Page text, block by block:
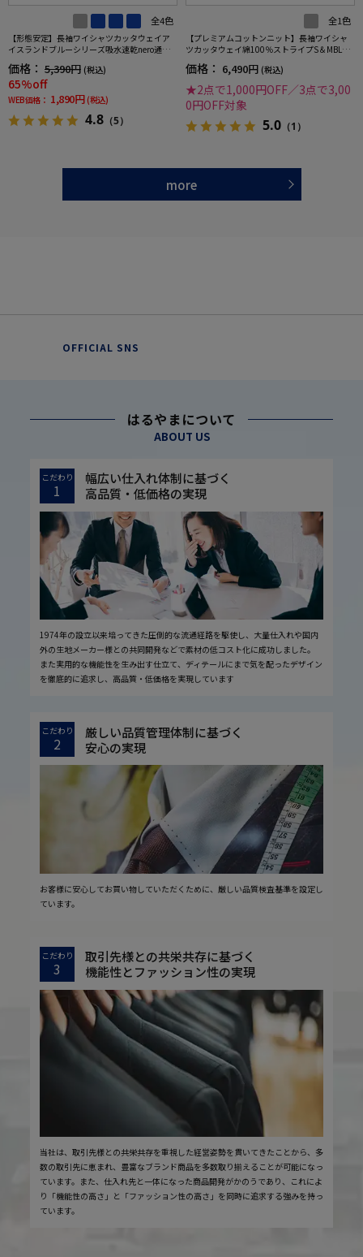
全4色
【形態安定】長袖ワイシャツカッタウェイア
イスランドブルーシリーズ吸水速乾nero通年
価格： 5,390円 (税込)
65%off
WEB価格： 1,890円 (税込)
4.8 （5）
全1色
【プレミアムコットンニット】長袖ワイシャ
ツカッタウェイ綿100％ストライプS＆MBLUE
価格： 6,490円 (税込)
★2点で1,000円OFF／3点で3,00
0円OFF対象
5.0 （1）
more
OFFICIAL SNS
はるやまについて
ABOUT US
こだわり
1
幅広い仕入れ体制に基づく
高品質・低価格の実現
1974年の設立以来培ってきた圧倒的な流通経路を駆使し、大量仕入れや国内
外の生地メーカー様との共同開発などで素材の低コスト化に成功しました。
また実用的な機能性を生み出す仕立て、ディテールにまで気を配ったデザイン
を徹底的に追求し、高品質・低価格を実現しています
こだわり
2
厳しい品質管理体制に基づく
安心の実現
お客様に安心してお買い物していただくために、厳しい品質検査基準を設定し
ています。
こだわり
3
取引先様との共栄共存に基づく
機能性とファッション性の実現
当社は、取引先様との共栄共存を重視した経営姿勢を貫いてきたことから、多
数の取引先に恵まれ、豊富なブランド商品を多数取り揃えることが可能になっ
ています。また、仕入れ先と一体になった商品開発がかのうであり、これによ
り「機能性の高さ」と「ファッション性の高さ」を同時に追求する強みを持っ
ています。